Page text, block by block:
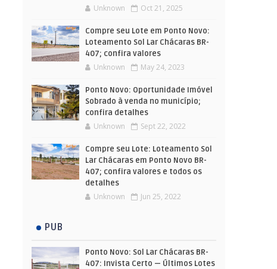
Unknown Oct 21, 2025
Compre seu Lote em Ponto Novo:
Loteamento Sol Lar Chácaras BR-
407; confira valores
Unknown May 24, 2023
Ponto Novo: Oportunidade Imóvel
Sobrado à venda no município;
confira detalhes
Unknown Sept 22, 2022
Compre seu Lote: Loteamento Sol
Lar Chácaras em Ponto Novo BR-
407; confira valores e todos os
detalhes
Unknown Jun 25, 2022
PUB
Ponto Novo: Sol Lar Chácaras BR-
407: Invista Certo — Últimos Lotes